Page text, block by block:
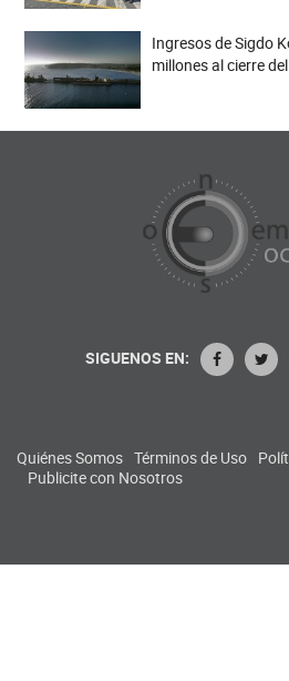
Ingresos de Sigdo
millones al cierre
SIGUENOS EN:
Quiénes Somos Términos de Uso
Publicite con Nosotros